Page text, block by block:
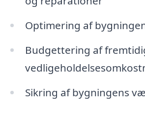
Optimering af
Budgettering af
Sikring af bygningens